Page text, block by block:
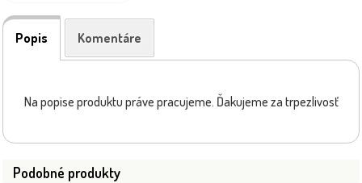
Popis Komentáre
Na popise produktu práve pracujeme. Ďakujeme za trpezlivosť
Podobné produkty